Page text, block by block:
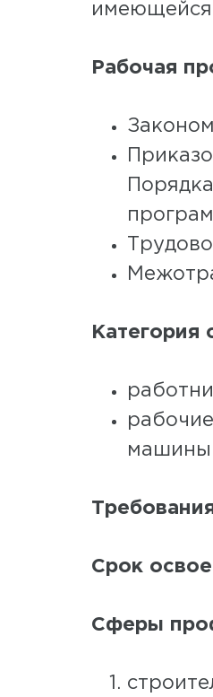
имеющейся
Рабочая
Категория
машины
Срок
Сферы